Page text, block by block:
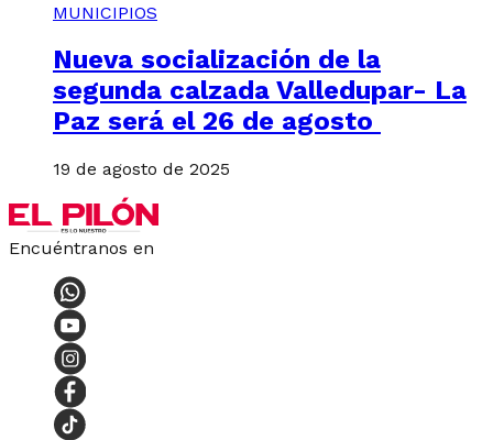
MUNICIPIOS
Nueva socialización de la
segunda calzada Valledupar- La
Paz será el 26 de agosto
19 de agosto de 2025
Encuéntranos en